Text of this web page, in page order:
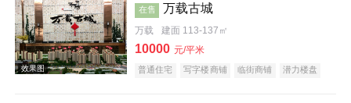
效果图
在售 万载古城
万载 建面 113-137㎡
10000 元/平米
普通住宅 写字楼商铺 临街商铺 潜力楼盘